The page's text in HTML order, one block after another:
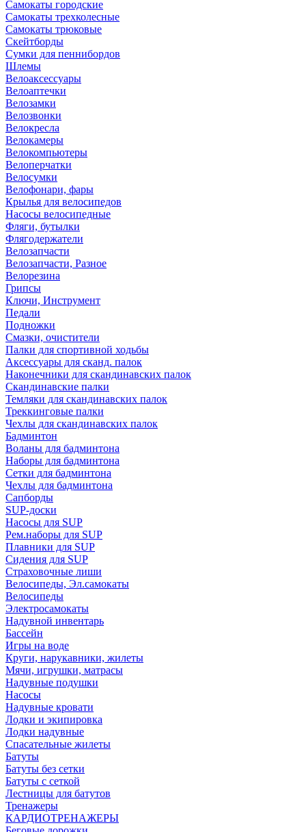
Самокаты городские
Самокаты трехколесные
Самокаты трюковые
Скейтборды
Сумки для пеннибордов
Шлемы
Велоаксессуары
Велоаптечки
Велозамки
Велозвонки
Велокресла
Велокамеры
Велокомпьютеры
Велоперчатки
Велосумки
Велофонари, фары
Крылья для велосипедов
Насосы велосипедные
Фляги, бутылки
Флягодержатели
Велозапчасти
Велозапчасти, Разное
Велорезина
Грипсы
Ключи, Инструмент
Педали
Подножки
Смазки, очистители
Палки для спортивной ходьбы
Аксессуары для сканд. палок
Наконечники для скандинавских палок
Скандинавские палки
Темляки для скандинавских палок
Треккинговые палки
Чехлы для скандинавских палок
Бадминтон
Воланы для бадминтона
Наборы для бадминтона
Сетки для бадминтона
Чехлы для бадминтона
Сапборды
SUP-доски
Насосы для SUP
Рем.наборы для SUP
Плавники для SUP
Сидения для SUP
Страховочные лиши
Велосипеды, Эл.самокаты
Велосипеды
Электросамокаты
Надувной инвентарь
Бассейн
Игры на воде
Круги, нарукавники, жилеты
Мячи, игрушки, матрасы
Надувные подушки
Насосы
Надувные кровати
Лодки и экипировка
Лодки надувные
Спасательные жилеты
Батуты
Батуты без сетки
Батуты с сеткой
Лестницы для батутов
Тренажеры
КАРДИОТРЕНАЖЕРЫ